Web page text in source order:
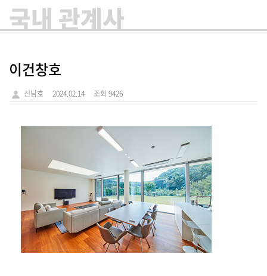
국내 관계사
이건창호
신남호 2024.02.14 조회 9426